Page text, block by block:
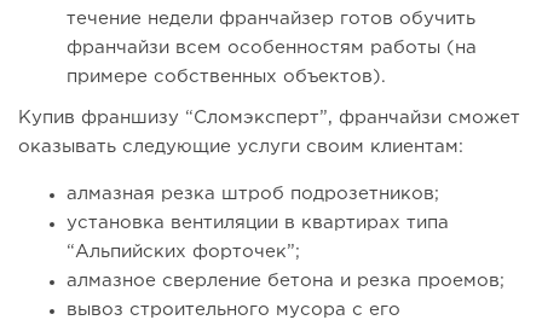
течение недели франчайзер готов обучить
франчайзи всем особенностям работы (на
примере собственных объектов).
Купив франшизу “Сломэксперт”, франчайзи сможет
оказывать следующие услуги своим клиентам:
алмазная резка штроб подрозетников;
установка вентиляции в квартирах типа
“Альпийских форточек”;
алмазное сверление бетона и резка проемов;
вывоз строительного мусора с его